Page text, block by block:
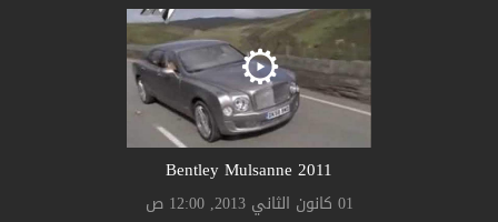
Bentley Mulsanne 2011
01 كانون الثاني 2013, 12:00 ص